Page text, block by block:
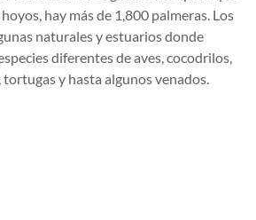
hay más de 1,800 palmeras. Los
naturales y estuarios donde
diferentes de aves, cocodrilos,
y hasta algunos venados.